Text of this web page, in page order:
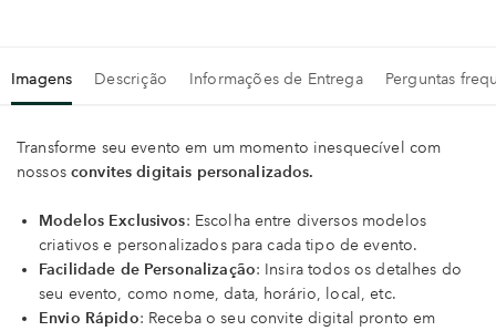
Imagens Descrição Informações de Entrega Perguntas
Transforme seu evento em um momento inesquecível com
nossos convites digitais personalizados.
Modelos Exclusivos: Escolha entre diversos modelos
criativos e personalizados para cada tipo de evento.
Facilidade de Personalização: Insira todos os detalhes do
seu evento, como nome, data, horário, local, etc.
Envio Rápido: Receba o seu convite digital pronto em